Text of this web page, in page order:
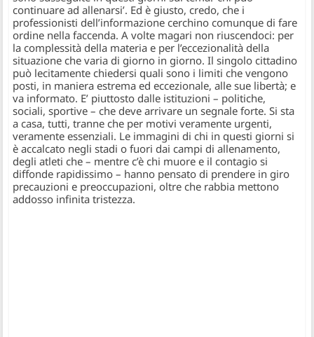
continuare ad allenarsi’. Ed è giusto, credo, che i
professionisti dell’informazione cerchino comunque di fare
ordine nella faccenda. A volte magari non riuscendoci: per
la complessità della materia e per l’eccezionalità della
situazione che varia di giorno in giorno. Il singolo cittadino
può lecitamente chiedersi quali sono i limiti che vengono
posti, in maniera estrema ed eccezionale, alle sue libertà; e
va informato. E’ piuttosto dalle istituzioni – politiche,
sociali, sportive – che deve arrivare un segnale forte. Si sta
a casa, tutti, tranne che per motivi veramente urgenti,
veramente essenziali. Le immagini di chi in questi giorni si
è accalcato negli stadi o fuori dai campi di allenamento,
degli atleti che – mentre c’è chi muore e il contagio si
diffonde rapidissimo – hanno pensato di prendere in giro
precauzioni e preoccupazioni, oltre che rabbia mettono
addosso infinita tristezza.